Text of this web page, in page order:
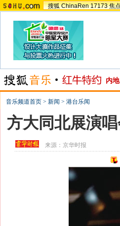
搜狐 ChinaRen 17173 焦
内地
音乐频道首页 > 新闻 > 港台乐闻
方大同北展演
来源：京华时报